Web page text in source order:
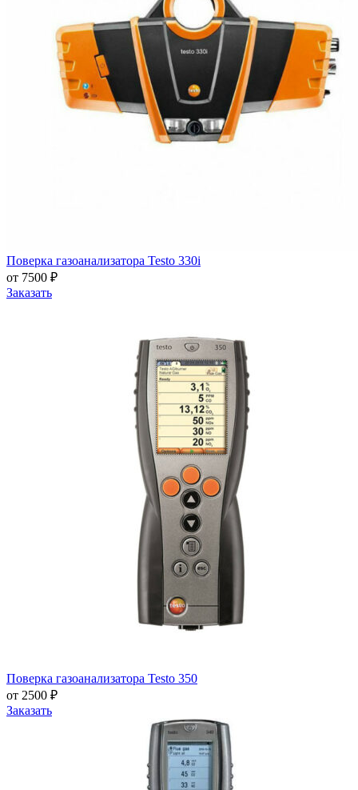
Поверка газоанализатора Testo 330i
от 7500 ₽
Заказать
Поверка газоанализатора Testo 350
от 2500 ₽
Заказать